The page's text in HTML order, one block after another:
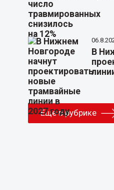
В
Еще в рубрике